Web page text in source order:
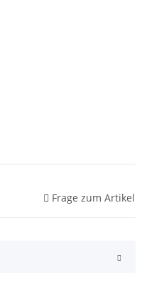
Frage zum Artikel